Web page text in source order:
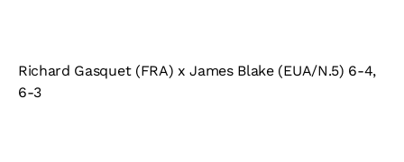
Richard Gasquet (FRA) x James Blake (EUA/N.5) 6-4,
6-3